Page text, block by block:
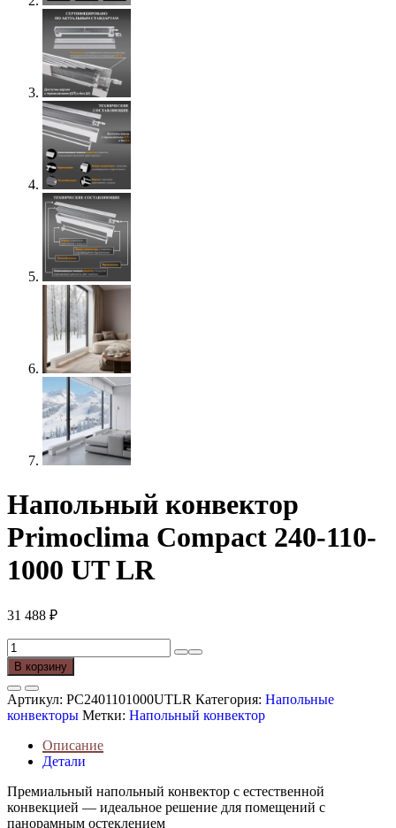
Напольный конвектор
Primoclima Compact 240-110-
1000 UT LR
31 488 ₽
Количество
товара
Напольный
конвектор
Primoclima
Compact
240-
110-
UT
LR
В корзину
Артикул: PC2401101000UTLR Категория: Напольные
конвекторы Метки: Напольный конвектор
Описание
Детали
Премиальный напольный конвектор с естественной
конвекцией — идеальное решение для помещений с
панорамным остеклением